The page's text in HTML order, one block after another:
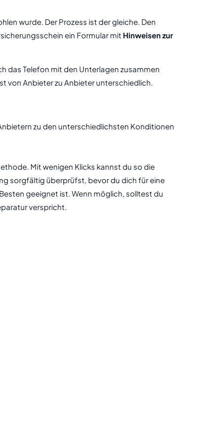
wurde. Der Prozess ist der gleiche. Den
ein Formular mit Hinweisen zur
das Telefon mit den Unterlagen zusammen
von Anbieter zu Anbieter unterschiedlich.
zu den unterschiedlichsten Konditionen
Mit wenigen Klicks kannst du so die
sorgfältig überprüfst, bevor du dich für eine
geeignet ist. Wenn möglich, solltest du
verspricht.